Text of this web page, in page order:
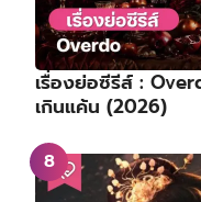
เรื่องย่อซีรีส์ :
เกินแค้น (2026)